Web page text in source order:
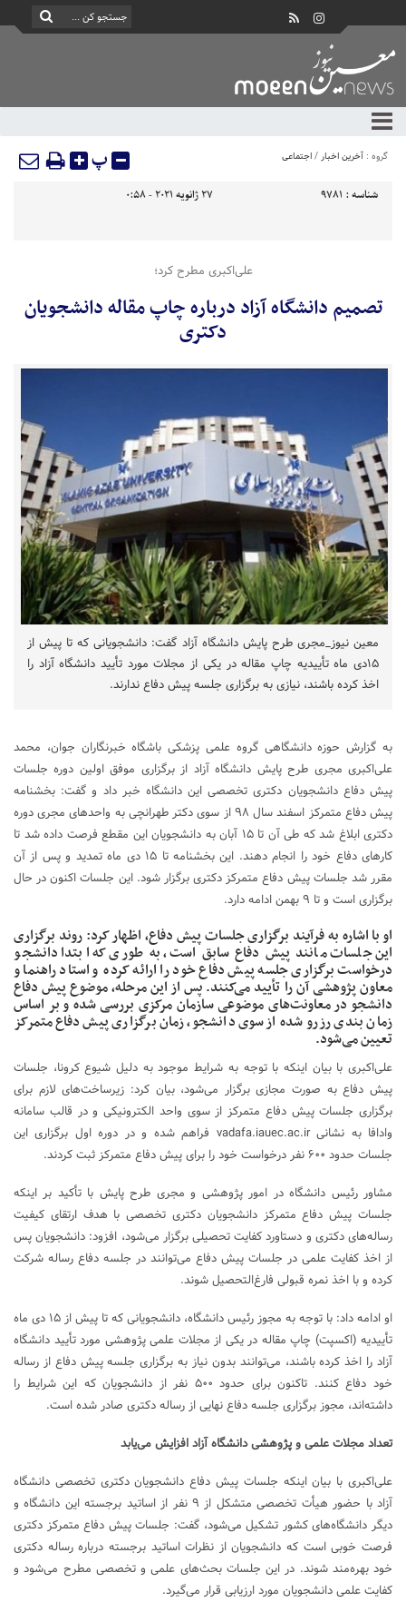
گروه : آخرین اخبار/اجتماعی پ
شناسه : 9781 27 ژانویه 2021 - 0:58
علی‌اکبری مطرح کرد؛
تصمیم دانشگاه آزاد درباره چاپ مقاله دانشجویان
دکتری
معین نیوز_مجری طرح پایش دانشگاه آزاد گفت: دانشجویانی که تا پیش از
۱۵دی ماه تأییدیه چاپ مقاله در یکی از مجلات مورد تأیید دانشگاه آزاد را
اخذ کرده باشند، نیازی به برگزاری جلسه پیش دفاع ندارند.
به گزارش حوزه دانشگاهی گروه علمی پزشکی باشگاه خبرنگاران جوان، محمد
علی‌اکبری مجری طرح پایش دانشگاه آزاد از برگزاری موفق اولین دوره جلسات
پیش دفاع دانشجویان دکتری تخصصی این دانشگاه خبر داد و گفت: بخشنامه
پیش دفاع متمرکز اسفند سال ۹۸ از سوی دکتر طهرانچی به واحد‌های مجری دوره
دکتری ابلاغ شد که طی آن تا ۱۵ آبان به دانشجویان این مقطع فرصت داده شد تا
کار‌های دفاع خود را انجام دهند. این بخشنامه تا ۱۵ دی ماه تمدید و پس از آن
مقرر شد جلسات پیش دفاع متمرکز دکتری برگزار شود. این جلسات اکنون در حال
برگزاری است و تا ۹ بهمن ادامه دارد.
او با اشاره به فرآیند برگزاری جلسات پیش دفاع، اظهار کرد: روند برگزاری
این جلسات مانند پیش دفاع سابق است، به طوری که ابتدا دانشجو
درخواست برگزاری جلسه پیش دفاع خود را ارائه کرده و استاد راهنما و
معاون پژوهشی آن را تأیید می‌کنند. پس از این مرحله، موضوع پیش دفاع
دانشجو در معاونت‌های موضوعی سازمان مرکزی بررسی شده و بر اساس
زمان بندی رزرو شده از سوی دانشجو، زمان برگزاری پیش دفاع متمرکز
تعیین می‌شود.
علی‌اکبری با بیان اینکه با توجه به شرایط موجود به دلیل شیوع کرونا، جلسات
پیش دفاع به صورت مجازی برگزار می‌شود، بیان کرد: زیرساخت‌های لازم برای
برگزاری جلسات پیش دفاع متمرکز از سوی واحد الکترونیکی و در قالب سامانه
وادافا به نشانی vadafa.iauec.ac.ir فراهم شده و در دوره اول برگزاری این
جلسات حدود ۶۰۰ نفر درخواست خود را برای پیش دفاع متمرکز ثبت کردند.
مشاور رئیس دانشگاه در امور پژوهشی و مجری طرح پایش با تأکید بر اینکه
جلسات پیش دفاع متمرکز دانشجویان دکتری تخصصی با هدف ارتقای کیفیت
رساله‌های دکتری و دستاورد کفایت تحصیلی برگزار می‌شود، افزود: دانشجویان پس
از اخذ کفایت علمی در جلسات پیش دفاع می‌توانند در جلسه دفاع رساله شرکت
کرده و با اخذ نمره قبولی فارغ‌التحصیل شوند.
او ادامه داد: با توجه به مجوز رئیس دانشگاه، دانشجویانی که تا پیش از ۱۵ دی ماه
تأییدیه (اکسپت) چاپ مقاله در یکی از مجلات علمی پژوهشی مورد تأیید دانشگاه
آزاد را اخذ کرده باشند، می‌توانند بدون نیاز به برگزاری جلسه پیش دفاع از رساله
خود دفاع کنند. تاکنون برای حدود ۵۰۰ نفر از دانشجویان که این شرایط را
داشته‌اند، مجوز برگزاری جلسه دفاع نهایی از رساله دکتری صادر شده است.
تعداد مجلات علمی و پژوهشی دانشگاه آزاد افزایش می‌یابد
علی‌اکبری با بیان اینکه جلسات پیش دفاع دانشجویان دکتری تخصصی دانشگاه
آزاد با حضور هیأت تخصصی متشکل از ۹ نفر از اساتید برجسته این دانشگاه و
دیگر دانشگاه‌های کشور تشکیل می‌شود، گفت: جلسات پیش دفاع متمرکز دکتری
فرصت خوبی است که دانشجویان از نظرات اساتید برجسته درباره رساله دکتری
خود بهره‌مند شوند. در این جلسات بحث‌های علمی و تخصصی مطرح می‌شود و
کفایت علمی دانشجویان مورد ارزیابی قرار می‌گیرد.